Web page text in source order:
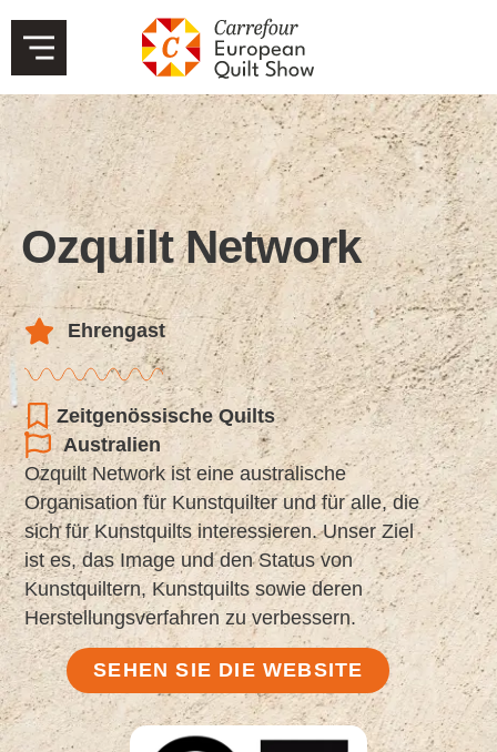
Ozquilt Network
Ehrengast
Zeitgenössische Quilts
Australien
Ozquilt Network ist eine australische
Organisation für Kunstquilter und für alle, die
sich für Kunstquilts interessieren. Unser Ziel
ist es, das Image und den Status von
Kunstquiltern, Kunstquilts sowie deren
Herstellungsverfahren zu verbessern.
SEHEN SIE DIE WEBSITE